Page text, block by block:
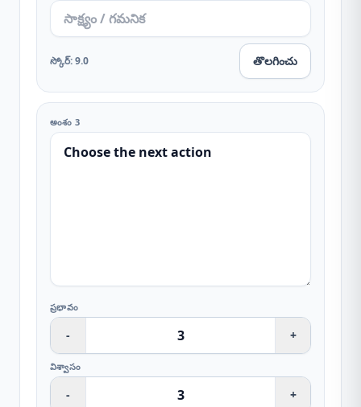
స్కోర్:9.0 తొలగించు
అంశం 3
ప్రభావం
- +
విశ్వాసం
- +